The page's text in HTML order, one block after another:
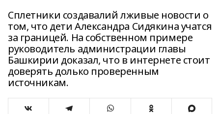
Сплетники создавалий лживые новости о
том, что дети Александра Сидякина учатся
за границей. На собственном примере
руководитель администрации главы
Башкирии доказал, что в интернете стоит
доверять долько проверенным
источникам.